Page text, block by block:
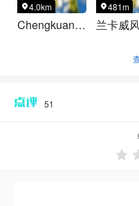
4.0km
Chengkuan Mountain Bike Trail
481m
51
